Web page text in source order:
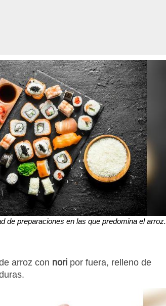
de preparaciones en las que predomina el arroz.
arroz con nori por fuera, relleno de